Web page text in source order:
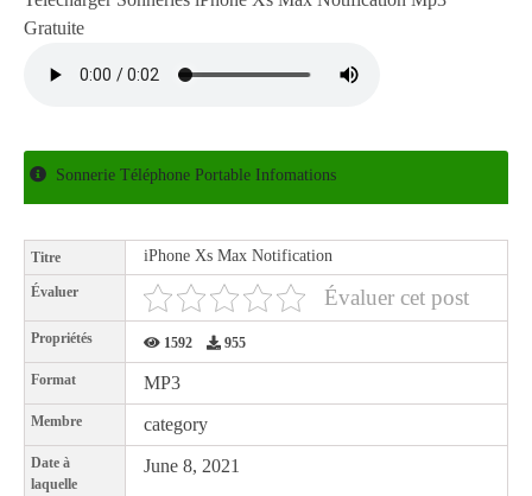
Gratuite
Sonnerie Téléphone Portable Infomations
Titre iPhone Xs Max Notification
Évaluer Évaluer cet post
Propriétés 1592 955
Format MP3
Membre category
Date à
laquelle
June 8, 2021